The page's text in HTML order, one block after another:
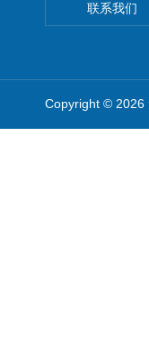
联系我们
Copyright © 2026